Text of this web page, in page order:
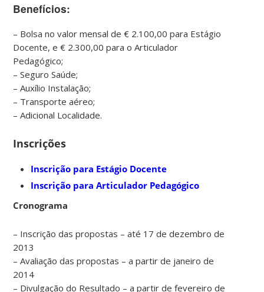
Benefícios:
– Bolsa no valor mensal de € 2.100,00 para Estágio
Docente, e € 2.300,00 para o Articulador
Pedagógico;
– Seguro Saúde;
– Auxílio Instalação;
– Transporte aéreo;
– Adicional Localidade.
Inscrições
Inscrição para Estágio Docente
Inscrição para Articulador Pedagógico
Cronograma
– Inscrição das propostas – até 17 de dezembro de
2013
– Avaliação das propostas – a partir de janeiro de
2014
– Divulgação do Resultado – a partir de fevereiro de